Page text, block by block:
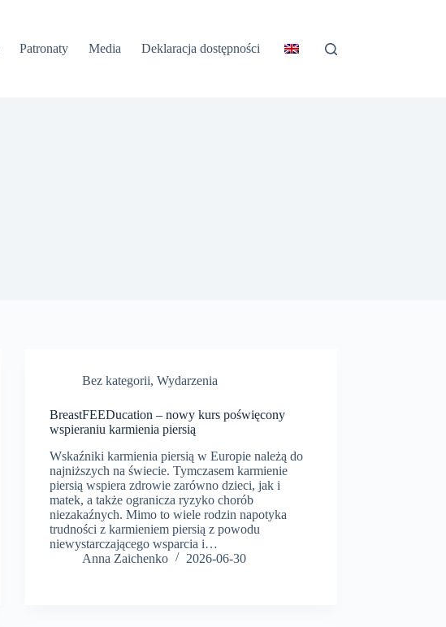
Patronaty Media Deklaracja dostępności
Bez kategorii,Wydarzenia
BreastFEEDucation – nowy kurs poświęcony
wspieraniu karmienia piersią
Wskaźniki karmienia piersią w Europie należą do
najniższych na świecie. Tymczasem karmienie
piersią wspiera zdrowie zarówno dzieci, jak i
matek, a także ogranicza ryzyko chorób
niezakaźnych. Mimo to wiele rodzin napotyka
trudności z karmieniem piersią z powodu
niewystarczającego wsparcia i…
Anna Zaichenko
2026-06-30